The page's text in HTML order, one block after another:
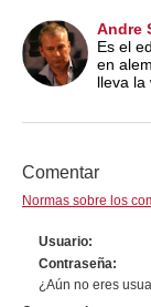
Andre
Es el
en
lleva la
Comentar
Normas sobre los
Usuario
Contraseña
¿Aún no eres